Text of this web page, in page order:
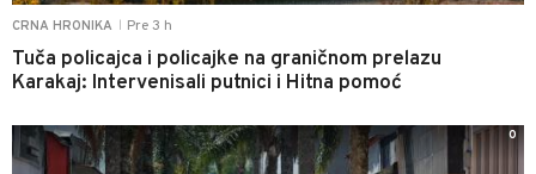
CRNA HRONIKA Pre 3 h
Tuča policajca i policajke na graničnom prelazu
Karakaj: Intervenisali putnici i Hitna pomoć
0